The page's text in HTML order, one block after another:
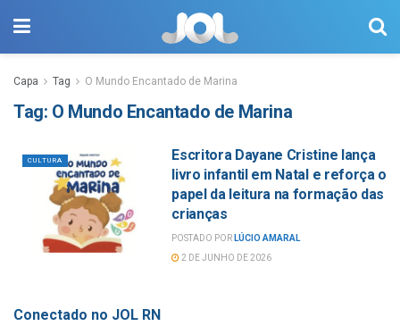
Capa Tag O Mundo Encantado de Marina
Tag: O Mundo Encantado de Marina
CULTURA
Escritora Dayane Cristine lança
livro infantil em Natal e reforça o
papel da leitura na formação das
crianças
POSTADO POR LÚCIO AMARAL
2 DE JUNHO DE 2026
Conectado no JOL RN